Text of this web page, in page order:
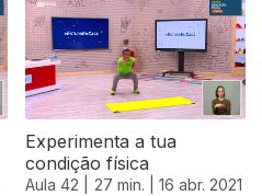
Experimenta a tua
condição física
Aula 42 | 27 min. | 16 abr. 2021